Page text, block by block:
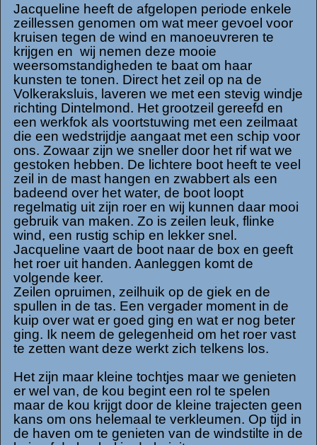
Jacqueline heeft de afgelopen periode enkele
zeillessen genomen om wat meer gevoel voor
kruisen tegen de wind en manoeuvreren te
krijgen en wij nemen deze mooie
weersomstandigheden te baat om haar
kunsten te tonen. Direct het zeil op na de
Volkeraksluis, laveren we met een stevig windje
richting Dintelmond. Het grootzeil gereefd en
een werkfok als voortstuwing met een zeilmaat
die een wedstrijdje aangaat met een schip voor
ons. Zowaar zijn we sneller door het rif wat we
gestoken hebben. De lichtere boot heeft te veel
zeil in de mast hangen en zwabbert als een
badeend over het water, de boot loopt
regelmatig uit zijn roer en wij kunnen daar mooi
gebruik van maken. Zo is zeilen leuk, flinke
wind, een rustig schip en lekker snel.
Jacqueline vaart de boot naar de box en geeft
het roer uit handen. Aanleggen komt de
volgende keer.
Zeilen opruimen, zeilhuik op de giek en de
spullen in de tas. Een vergader moment in de
kuip over wat er goed ging en wat er nog beter
ging. Ik neem de gelegenheid om het roer vast
te zetten want deze werkt zich telkens los.
Het zijn maar kleine tochtjes maar we genieten
er wel van, de kou begint een rol te spelen
maar de kou krijgt door de kleine trajecten geen
kans om ons helemaal te verkleumen. Op tijd in
de haven om te genieten van de windstilte in de